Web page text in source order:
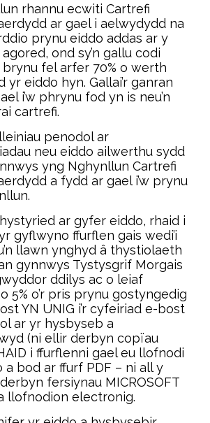
rhannu ecwiti Cartrefi
ar gael i aelwydydd na
prynu eiddo addas ar y
ond sy’n gallu codi
brynu fel arfer 70% o werth
yr eiddo hyn. Gallai’r ganran
i’w phrynu fod yn is neu’n
cartrefi.
penodol ar
neu eiddo ailwerthu sydd
yng Nghynllun Cartrefi
a fydd ar gael i’w prynu
ar gyfer eiddo, rhaid i
gyflwyno ffurflen gais wedi’i
llawn ynghyd â thystiolaeth
gynnwys Tystysgrif Morgais
ddilys ac o leiaf
5% o’r pris prynu gostyngedig
YN UNIG i’r cyfeiriad e-bost
ar yr hysbyseb a
(ni ellir derbyn copïau
i ffurflenni gael eu llofnodi
a bod ar ffurf PDF – ni all y
fersiynau MICROSOFT
llofnodion electronig.